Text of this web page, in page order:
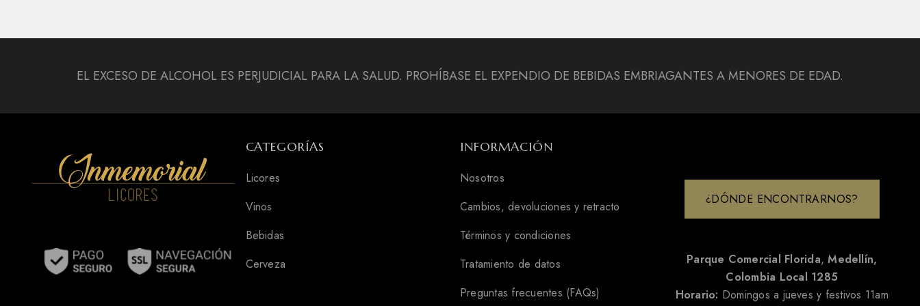
EL EXCESO DE ALCOHOL ES PERJUDICIAL PARA LA SALUD. PROHÍBASE EL EXPENDIO DE BEBIDAS EMBRIAGANTES A MENORES DE EDAD.
CATEGORÍAS
Licores
Vinos
Bebidas
Cerveza
INFORMACIÓN
Nosotros
Cambios, devoluciones y retracto
Términos y condiciones
Tratamiento de datos
Preguntas frecuentes (FAQs)
¿DÓNDE ENCONTRARNOS?
Parque Comercial Florida,Medellín,
Colombia Local 1285
Horario: Domingos a jueves y festivos 11am